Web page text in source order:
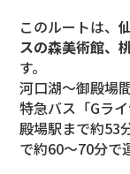
このルートは、
スの森美術館、
す。
河口湖〜御殿場
特急バス「Gラ
殿場駅まで約53
で約60〜70分で